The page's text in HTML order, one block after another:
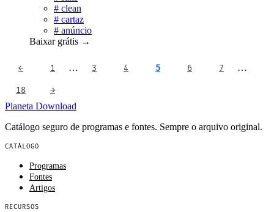
# clean
# cartaz
# anúncio
Baixar grátis →
← 1 … 3 4 5 6 7 …
18
→
Planeta Download
Catálogo seguro de programas e fontes. Sempre o arquivo original.
CATÁLOGO
Programas
Fontes
Artigos
RECURSOS